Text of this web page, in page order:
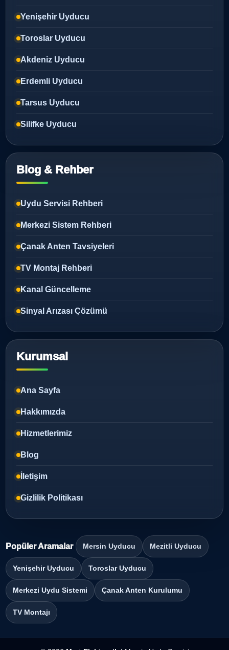
Yenişehir Uyducu
Toroslar Uyducu
Akdeniz Uyducu
Erdemli Uyducu
Tarsus Uyducu
Silifke Uyducu
Blog & Rehber
Uydu Servisi Rehberi
Merkezi Sistem Rehberi
Çanak Anten Tavsiyeleri
TV Montaj Rehberi
Kanal Güncelleme
Sinyal Arızası Çözümü
Kurumsal
Ana Sayfa
Hakkımızda
Hizmetlerimiz
Blog
İletişim
Gizlilik Politikası
Popüler Aramalar Mersin Uyducu Mezitli Uyducu
Yenişehir Uyducu Toroslar Uyducu
Merkezi Uydu Sistemi Çanak Anten Kurulumu
TV Montajı